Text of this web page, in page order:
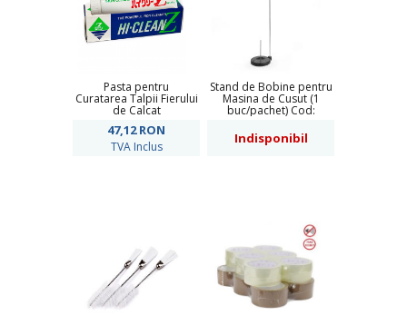
Pasta pentru
Curatarea Talpii Fierului
de Calcat
47,12RON
TVA Inclus
Stand de Bobine pentru
Masina de Cusut (1
buc/pachet) Cod:
Indisponibil